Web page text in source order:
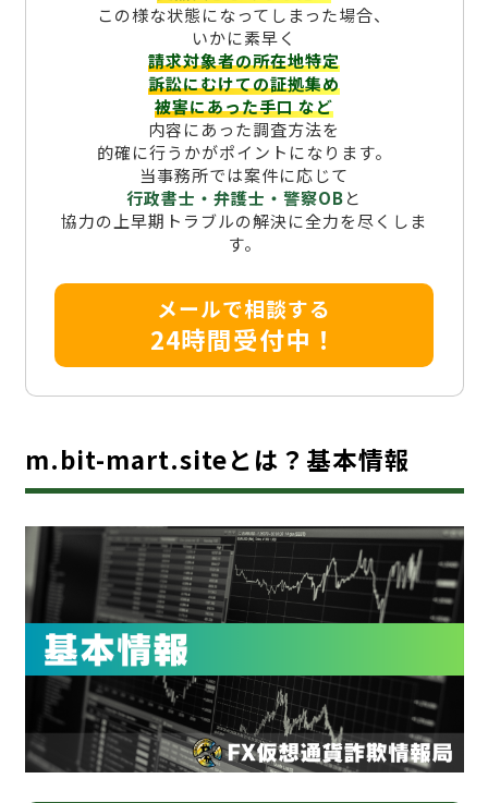
この様な状態になってしまった場合、
いかに素早く
請求対象者の所在地特定
訴訟にむけての証拠集め
被害にあった手口など
内容にあった調査方法を
的確に行うかがポイントになります。
当事務所では案件に応じて
行政書士・弁護士・警察OBと
協力の上早期トラブルの解決に全力を尽くしま
す。
メールで相談する
24時間受付中！
m.bit-mart.siteとは？基本情報